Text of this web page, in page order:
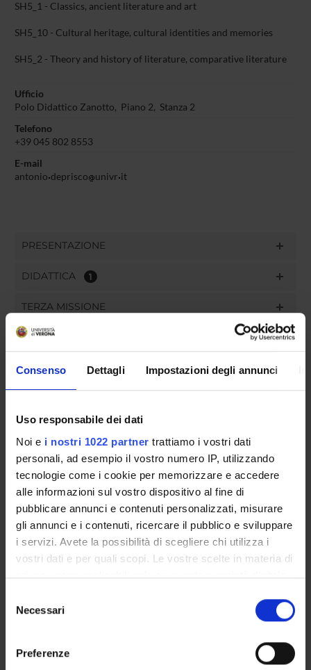
Consenso Dettagli Impostazioni degli annunci
Uso responsabile dei dati
Noi e i nostri 1022 partner trattiamo i vostri dati
personali, ad esempio il vostro numero IP, utilizzando
tecnologie come i cookie per memorizzare e accedere
alle informazioni sul vostro dispositivo al fine di
pubblicare annunci e contenuti personalizzati, misurare
gli annunci e i contenuti, ricercare il pubblico e sviluppare
i servizi. Avete la possibilità di scegliere chi utilizza i
vostri dati e per quali scopi. Le vostre scelte in materia di
privacy sono applicabili solo su questa proprietà digitale
modificare o revocare il proprio consenso in qualsiasi
momento dalla Dichiarazione sui cookie o facendo clic
delNecessari
Preferenze
SH5_1 - Classics, ancient literature and art
SH5_10 - Cultural heritage, cultural identities and memories
SH5_2 - Theory and history of literature, comparative literature
Ufficio
Polo Didattico Zanotto, Piano 2, Stanza 2
Telefono
+39 045 802 8553
E-mail
antonio deprisco univr it
PRESENTAZIONE
DIDATTICA 1
TERZA MISSIONE
RICERCA
PROGETTI
INCARICHI
ORGANIZZAZIONE
GOVERNANCE
COMMISSIONI
STRUTTURE DEL DIPARTIMENTO